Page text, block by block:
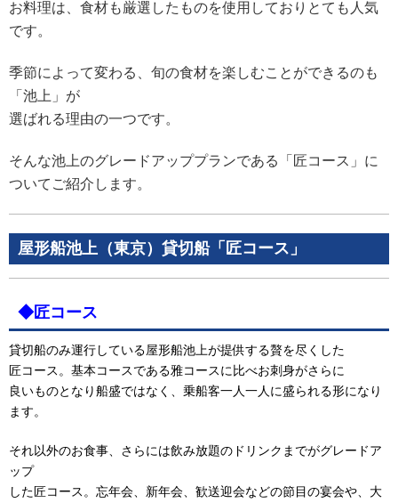
お料理は、食材も厳選したものを使用しておりとても人気
です。
季節によって変わる、旬の食材を楽しむことができるのも
「池上」が
選ばれる理由の一つです。
そんな池上のグレードアッププランである「匠コース」に
ついてご紹介します。
屋形船池上（東京）貸切船「匠コース」
◆匠コース
貸切船のみ運行している屋形船池上が提供する贅を尽くした
匠コース。基本コースである雅コースに比べお刺身がさらに
良いものとなり船盛ではなく、乗船客一人一人に盛られる形になり
ます。
それ以外のお食事、さらには飲み放題のドリンクまでがグレードア
ップ
した匠コース。忘年会、新年会、歓送迎会などの節目の宴会や、大